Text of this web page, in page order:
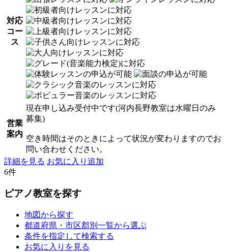
対応
コー
ス
営業
案内
現在申し込み受付中です(河内長野教室は水曜日のみ
募集)
空き時間はそのときによって状況が変わりますのでお
問い合わせください。
詳細を見る お気に入り追加
6件
ピアノ教室を探す
地図から探す
都道府県・市区郡別一覧から選ぶ
条件を指定して検索する
お気に入りを見る